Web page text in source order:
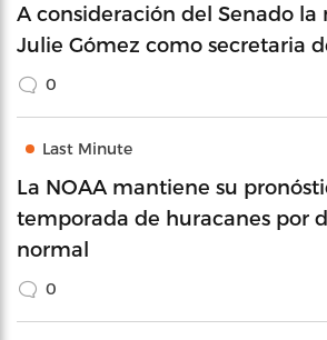
A consideración del Senado
Julie Gómez como secretaria
0
Last Minute
La NOAA mantiene su
temporada de huracanes por
normal
0